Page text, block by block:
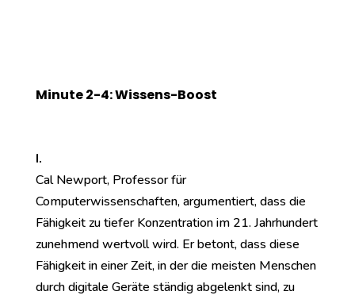
Minute 2-4: Wissens-Boost
I.
Cal Newport, Professor für
Computerwissenschaften, argumentiert, dass die
Fähigkeit zu tiefer Konzentration im 21. Jahrhundert
zunehmend wertvoll wird. Er betont, dass diese
Fähigkeit in einer Zeit, in der die meisten Menschen
durch digitale Geräte ständig abgelenkt sind, zu